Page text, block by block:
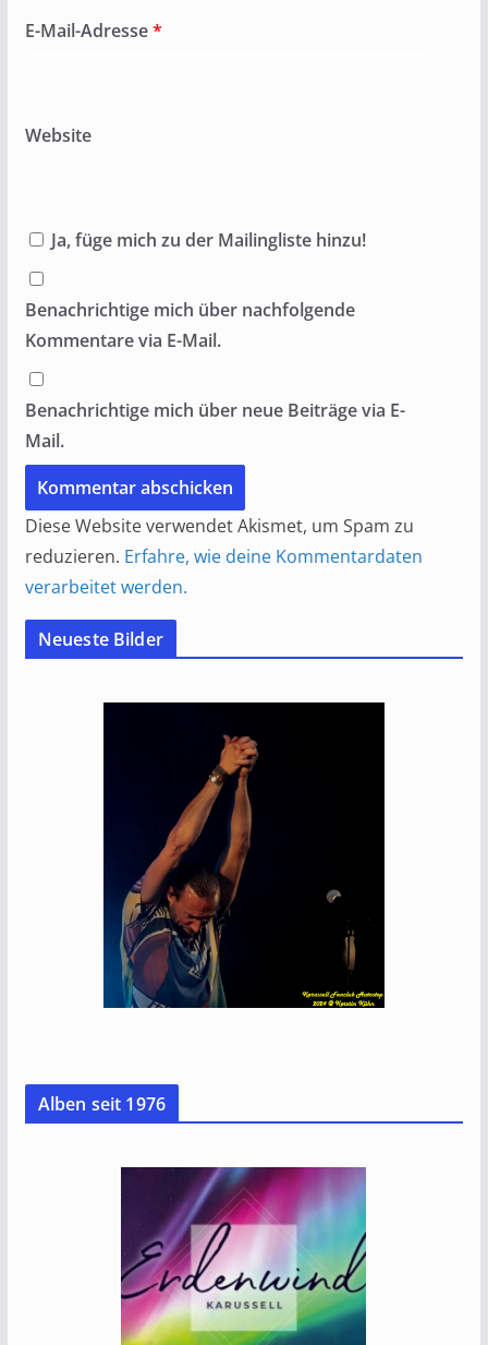
E-Mail-Adresse*
Website
Ja, füge mich zu der Mailingliste hinzu!
Benachrichtige mich über nachfolgende
Kommentare via E-Mail.
Benachrichtige mich über neue Beiträge via E-
Mail.
Diese Website verwendet Akismet, um Spam zu
reduzieren. Erfahre, wie deine Kommentardaten
verarbeitet werden.
Neueste Bilder
Alben seit 1976